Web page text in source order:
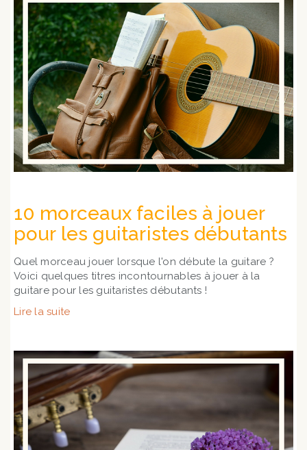
10 morceaux faciles à jouer
pour les guitaristes débutants
Quel morceau jouer lorsque l'on débute la guitare ?
Voici quelques titres incontournables à jouer à la
guitare pour les guitaristes débutants !
Lire la suite